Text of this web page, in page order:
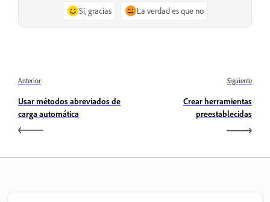
Sí, gracias La verdad es que no
Anterior
Usar métodos abreviados de
carga automática
Siguiente
Crear herramientas
preestablecidas